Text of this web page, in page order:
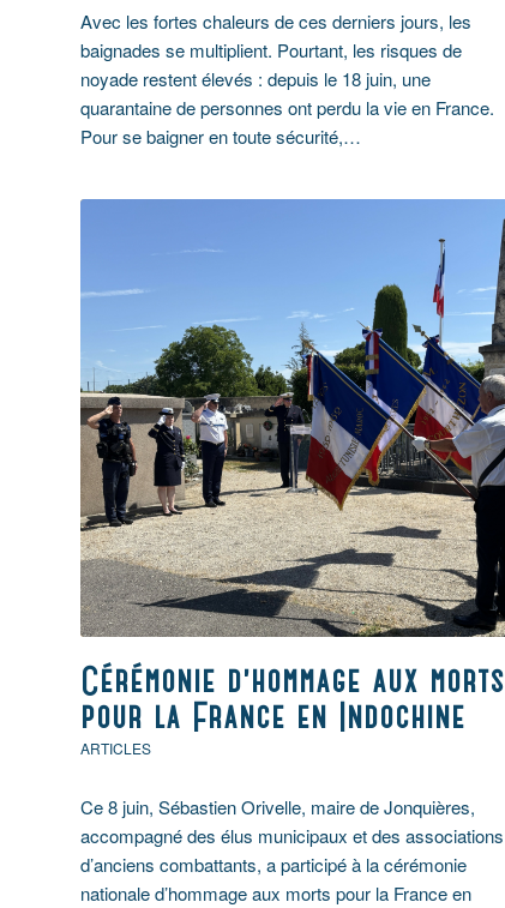
Avec les fortes chaleurs de ces derniers jours, les
baignades se multiplient. Pourtant, les risques de
noyade restent élevés : depuis le 18 juin, une
quarantaine de personnes ont perdu la vie en France.
Pour se baigner en toute sécurité,…
Cérémonie d’hommage aux morts
pour la France en Indochine
ARTICLES
Ce 8 juin, Sébastien Orivelle, maire de Jonquières,
accompagné des élus municipaux et des associations
d’anciens combattants, a participé à la cérémonie
nationale d’hommage aux morts pour la France en